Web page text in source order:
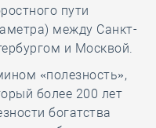
пути
между Санкт-
и Москвой.
«полезность»,
более 200 лет
богатства